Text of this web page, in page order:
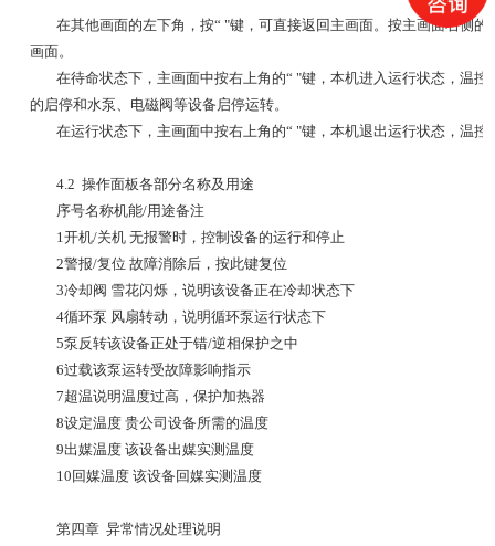
在其他画面的左下角，按“ "键，可直接返回主画面。按主画面右侧
画面。
在待命状态下，主画面中按右上角的“ "键，本机进入运行状态，温
的启停和水泵、电磁阀等设备启停运转。
在运行状态下，主画面中按右上角的“ "键，本机退出运行状态，温
4.2 操作面板各部分名称及用途
序号名称机能/用途备注
1开机/关机 无报警时，控制设备的运行和停止
2警报/复位 故障消除后，按此键复位
3冷却阀 雪花闪烁，说明该设备正在冷却状态下
4循环泵 风扇转动，说明循环泵运行状态下
5泵反转该设备正处于错/逆相保护之中
6过载该泵运转受故障影响指示
7超温说明温度过高，保护加热器
8设定温度 贵公司设备所需的温度
9出媒温度 该设备出媒实测温度
10 回媒温度 该设备回媒实测温度
第四章 异常情况处理说明